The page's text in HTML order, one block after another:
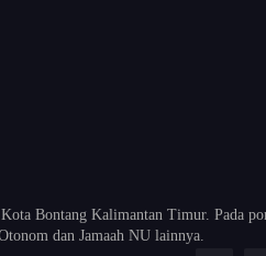
Bontang Kalimantan Timur. Pada
dan Jamaah NU lainnya.